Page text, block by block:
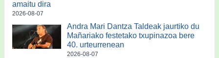
amaitu dira
2026-08-07
Andra Mari Dantza Taldeak jaurtiko du
Mañariako festetako txupinazoa bere
40. urteurrenean
2026-08-07